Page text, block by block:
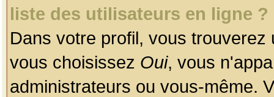
liste des utilisateurs en ligne ?
Dans votre profil, vous
vous choisissez Oui, vous
administrateurs ou vous-même.